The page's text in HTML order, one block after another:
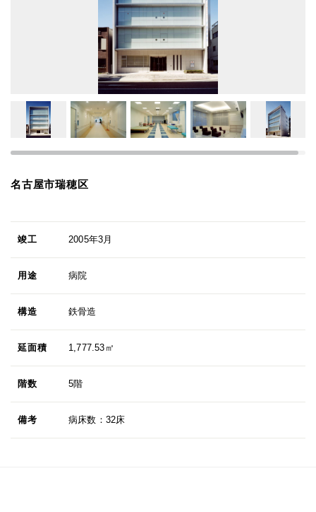
名古屋市瑞穂区
竣工 2005年3月
用途 病院
構造 鉄骨造
延面積 1,777.53㎡
階数 5階
備考 病床数：32床